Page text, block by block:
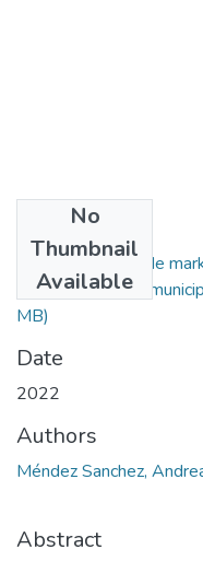
No
Thumbnail
Available
Plan estratégico de
ecoturístico en el
MB)
Date
2022
Authors
Méndez Sanchez,
Abstract